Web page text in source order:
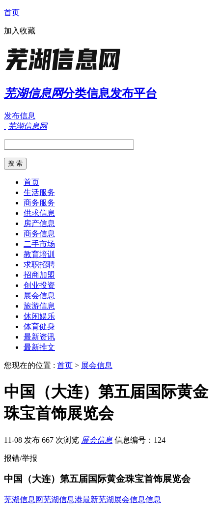
首页
加入收藏
芜湖信息网分类信息发布平台
发布信息
芜湖信息网
首页
生活服务
商务服务
供求信息
房产信息
商务信息
二手市场
教育培训
求职招聘
招商加盟
创业投资
展会信息
旅游信息
休闲娱乐
体育健身
最新资讯
最新推文
您现在的位置 : 首页 > 展会信息
中国（大连）第五届国际黄金
珠宝首饰展览会
11-08 发布 667 次浏览 展会信息 信息编号：124
报错/举报
中国（大连）第五届国际黄金珠宝首饰展览会
芜湖信息网芜湖信息港最新芜湖展会信息信息